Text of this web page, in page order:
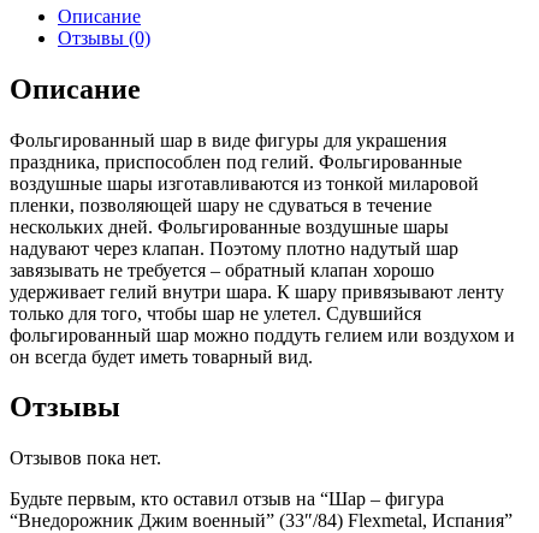
фигура
"Внедорожник
Джим
военный"
Flexmetal,
Испания
Описание
Отзывы (0)
Описание
Фольгированный шар в виде фигуры для украшения
праздника, приспособлен под гелий. Фольгированные
воздушные шары изготавливаются из тонкой миларовой
пленки, позволяющей шару не сдуваться в течение
нескольких дней. Фольгированные воздушные шары
надувают через клапан. Поэтому плотно надутый шар
завязывать не требуется – обратный клапан хорошо
удерживает гелий внутри шара. К шару привязывают ленту
только для того, чтобы шар не улетел. Сдувшийся
фольгированный шар можно поддуть гелием или воздухом и
он всегда будет иметь товарный вид.
Отзывы
Отзывов пока нет.
Будьте первым, кто оставил отзыв на “Шар – фигура
“Внедорожник Джим военный” (33″/84) Flexmetal, Испания”